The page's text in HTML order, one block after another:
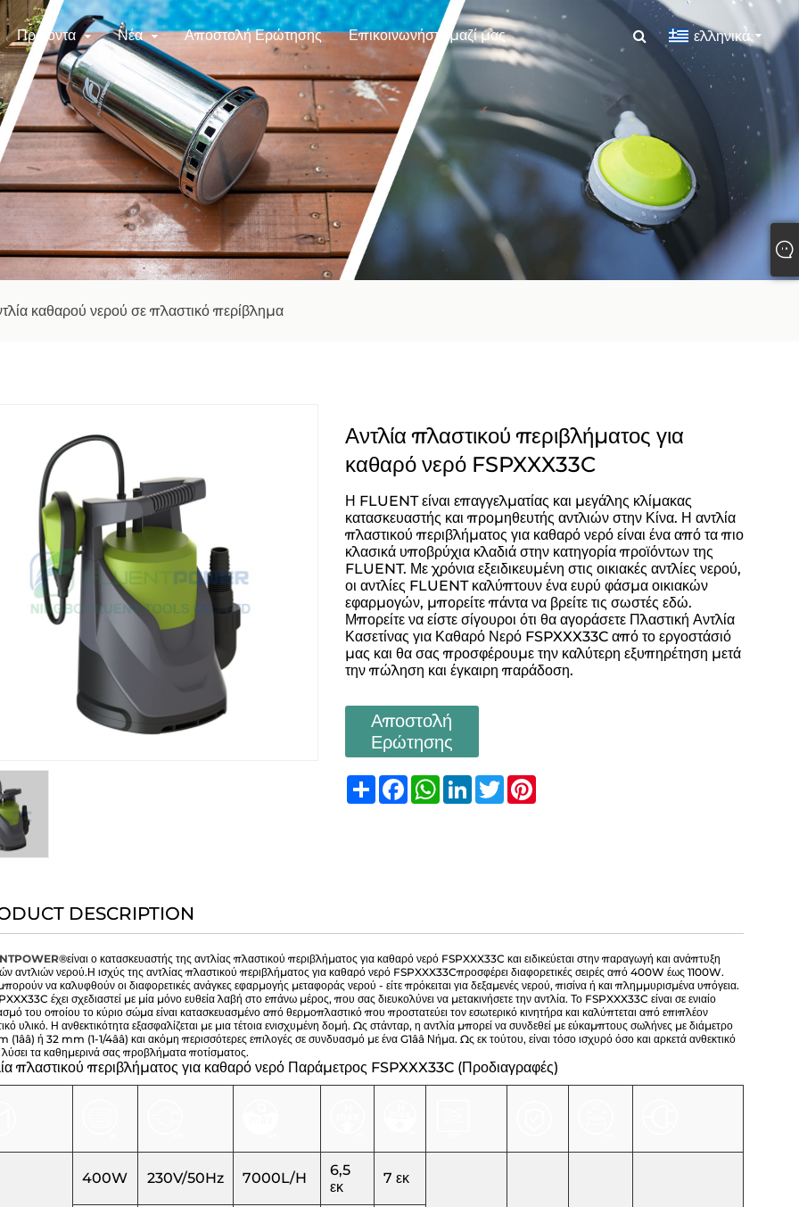
Προϊόντα Νέα Αποστολή Ερώτησης Επικοινωνήστε μαζί μας ελληνικά
καθαρού νερού σε πλαστικό περίβλημα
Αντλία πλαστικού περιβλήματος για
καθαρό νερό FSPXXX33C
Η FLUENT είναι επαγγελματίας και μεγάλης κλίμακας
κατασκευαστής και προμηθευτής αντλιών στην Κίνα. Η αντλία
πλαστικού περιβλήματος για καθαρό νερό είναι ένα από τα πιο
κλασικά υποβρύχια κλαδιά στην κατηγορία προϊόντων της
FLUENT. Με χρόνια εξειδικευμένη στις οικιακές αντλίες νερού,
οι αντλίες FLUENT καλύπτουν ένα ευρύ φάσμα οικιακών
εφαρμογών, μπορείτε πάντα να βρείτε τις σωστές εδώ.
Μπορείτε να είστε σίγουροι ότι θα αγοράσετε Πλαστική Αντλία
Κασετίνας για Καθαρό Νερό FSPXXX33C από το εργοστάσιό
μας και θα σας προσφέρουμε την καλύτερη εξυπηρέτηση μετά
την πώληση και έγκαιρη παράδοση.
Αποστολή
Ερώτησης
ShareFacebook
WhatsApp
LinkedIn
TwitterPinterest
DESCRIPTION
είναι ο κατασκευαστής της αντλίας πλαστικού περιβλήματος για καθαρό νερό FSPXXX33C και ειδικεύεται στην παραγωγή και ανάπτυξη
αντλιών νερού.Η ισχύς της αντλίας πλαστικού περιβλήματος για καθαρό νερό FSPXXX33Cπροσφέρει διαφορετικές σειρές από 400W έως 1100W.
να καλυφθούν οι διαφορετικές ανάγκες εφαρμογής μεταφοράς νερού - είτε πρόκειται για δεξαμενές νερού, πισίνα ή και πλημμυρισμένα υπόγεια.
έχει σχεδιαστεί με μία μόνο ευθεία λαβή στο επάνω μέρος, που σας διευκολύνει να μετακινήσετε την αντλία. Το FSPXXX33C είναι σε ενιαίο
του οποίου το κύριο σώμα είναι κατασκευασμένο από θερμοπλαστικό που προστατεύει τον εσωτερικό κινητήρα και καλύπτεται από επιπλέον
υλικό. Η ανθεκτικότητα εξασφαλίζεται με μια τέτοια ενισχυμένη δομή. Ως στάνταρ, η αντλία μπορεί να συνδεθεί με εύκαμπτους σωλήνες με διάμετρο
(1ââ) ή 32 mm (1-1/4ââ) και ακόμη περισσότερες επιλογές σε συνδυασμό με ένα G1ââ Νήμα. Ως εκ τούτου, είναι τόσο ισχυρό όσο και αρκετά ανθεκτικό
λύσει τα καθημερινά σας προβλήματα ποτίσματος.
πλαστικού περιβλήματος για καθαρό νερό Παράμετρος FSPXXX33C (Προδιαγραφές)
400W 230V/50Hz 7000L/H
6,5
εκ
7 εκ